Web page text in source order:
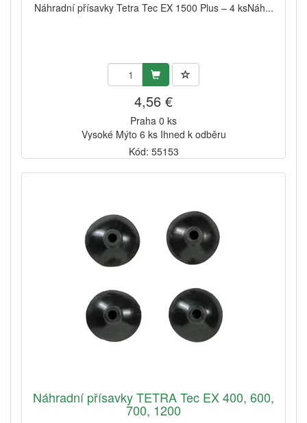
Náhradní přísavky Tetra Tec EX 1500 Plus – 4 ksNáh...
4,56 €
Praha 0 ks
Vysoké Mýto 6 ks Ihned k odběru
Kód: 55153
Náhradní přísavky TETRA Tec EX 400, 600,
700, 1200